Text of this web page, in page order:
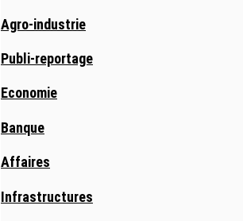
Agro-industrie
Publi-reportage
Economie
Banque
Affaires
Infrastructures